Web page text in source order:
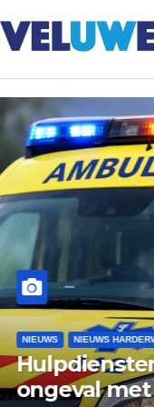
NIEUWS NIEUWS
vishandel